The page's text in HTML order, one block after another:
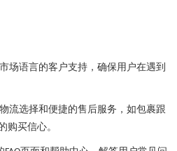
场语言的客户支持，确保用户在遇到
流选择和便捷的售后服务，如包裹跟
购买信心。